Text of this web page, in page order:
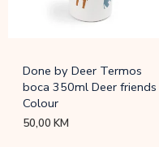
Done by Deer Termos
boca 350ml Deer friends
Colour
50,00KM